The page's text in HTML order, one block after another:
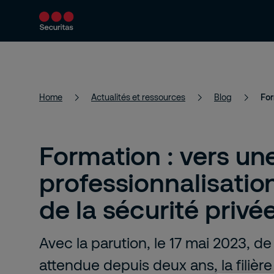
Services Solutions Actualités et
Home Actualités et ressources Blog
Formation : vers
de la sécurité
Avec la parution, le 17 mai 2023,
attendue depuis deux ans, la